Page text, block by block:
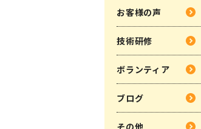
お客様の声
技術研修
ボランティア
ブログ
その他